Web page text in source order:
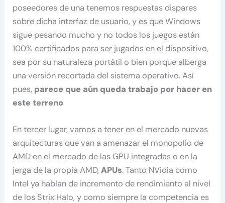
poseedores de una tenemos respuestas dispares
sobre dicha interfaz de usuario, y es que Windows
sigue pesando mucho y no todos los juegos están
100% certificados para ser jugados en el dispositivo,
sea por su naturaleza portátil o bien porque alberga
una versión recortada del sistema operativo. Así
pues, parece que aún queda trabajo por hacer en
este terreno
En tercer lugar, vamos a tener en el mercado nuevas
arquitecturas que van a amenazar el monopolio de
AMD en el mercado de las GPU integradas o en la
jerga de la propia AMD,APUs. Tanto NVidia como
Intel ya hablan de incremento de rendimiento al nivel
de los Strix Halo, y como siempre la competencia es